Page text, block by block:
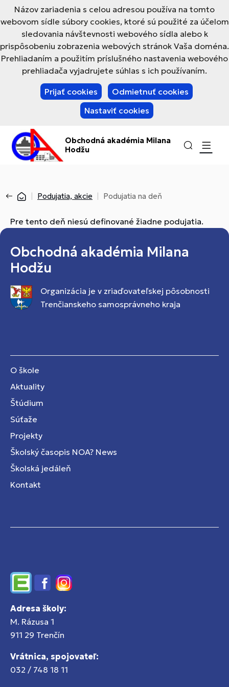
Názov zariadenia s celou adresou používa na tomto
webovom sídle súbory cookies, ktoré sú použité za účelom
sledovania návštevnosti webového sídla alebo k
prispôsobeniu zobrazenia webových stránok Vaša doména.
Prehliadaním a použitím príslušného nastavenia webového
prehliadača vyjadrujete súhlas s ich používaním.
Prijať cookies
Odmietnuť cookies
Nastaviť cookies
Obchodná akadémia Milana
Hodžu
Podujatia, akcie Podujatia na deň
Pre tento deň niesú definované žiadne podujatia.
Obchodná akadémia Milana
Hodžu
Organizácia je v zriaďovateľskej pôsobnosti
Trenčianskeho samosprávneho kraja
O škole
Aktuality
Štúdium
Súťaže
Projekty
Školský časopis NOA? News
Školská jedáleň
Kontakt
EdupageFacebookInstagram
Adresa školy:
M. Rázusa 1
911 29 Trenčín
Vrátnica, spojovateľ:
032 / 748 18 11